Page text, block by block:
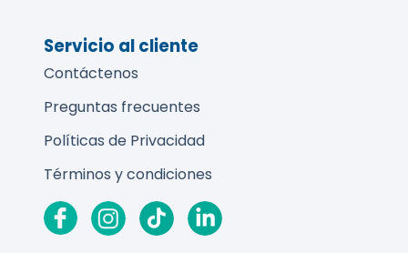
Servicio al cliente
Contáctenos
Preguntas frecuentes
Políticas de Privacidad
Términos y condiciones